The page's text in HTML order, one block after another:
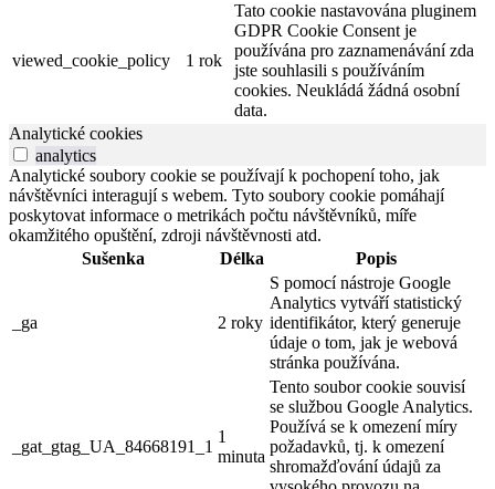
viewed_cookie_policy 1 rok
Tato cookie nastavována pluginem
GDPR Cookie Consent je
používána pro zaznamenávání zda
jste souhlasili s používáním
cookies. Neukládá žádná osobní
data.
Analytické cookies
analytics
Analytické soubory cookie se používají k pochopení toho, jak
návštěvníci interagují s webem. Tyto soubory cookie pomáhají
poskytovat informace o metrikách počtu návštěvníků, míře
okamžitého opuštění, zdroji návštěvnosti atd.
Sušenka
Délka Popis
_ga 2 roky
S pomocí nástroje Google
Analytics vytváří statistický
identifikátor, který generuje
údaje o tom, jak je webová
stránka používána.
_gat_gtag_UA_84668191_1
1
minuta
Tento soubor cookie souvisí
se službou Google Analytics.
Používá se k omezení míry
požadavků, tj. k omezení
shromažďování údajů za